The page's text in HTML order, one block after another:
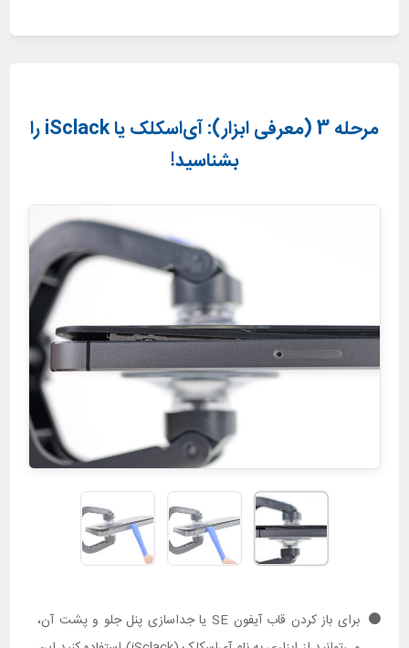
مرحله 3 (معرفی ابزار): آی‌اسکلک یا iSclack را
بشناسید!
برای باز کردن قاب آیفون SE یا جداسازی پنل جلو و پشت آن،